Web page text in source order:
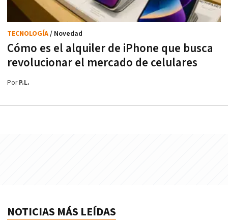
Cómo es el alquiler de iPhone que busca
revolucionar el mercado de celulares
TECNOLOGÍA/ Novedad
PorP.L.
NOTICIAS MÁS LEÍDAS